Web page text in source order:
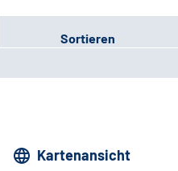
Sortieren
Kartenansicht